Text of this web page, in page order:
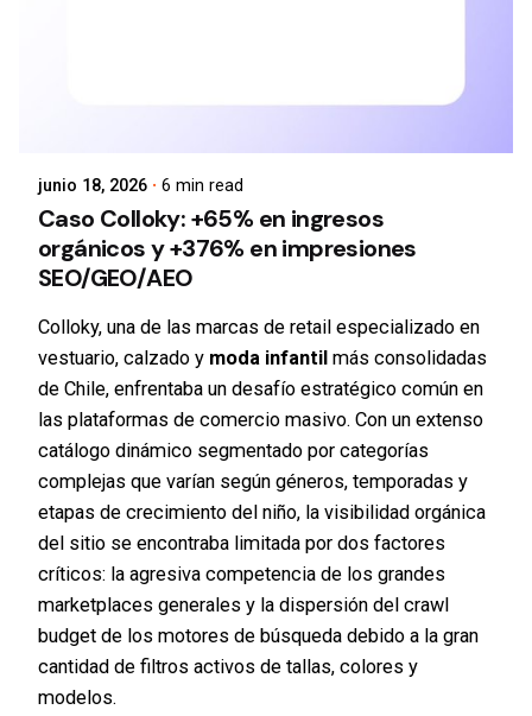
junio 18, 2026 6 min read
Caso Colloky: +65% en ingresos
orgánicos y +376% en impresiones
SEO/GEO/AEO
Colloky, una de las marcas de retail especializado en
vestuario, calzado y moda infantil más consolidadas
de Chile, enfrentaba un desafío estratégico común en
las plataformas de comercio masivo. Con un extenso
catálogo dinámico segmentado por categorías
complejas que varían según géneros, temporadas y
etapas de crecimiento del niño, la visibilidad orgánica
del sitio se encontraba limitada por dos factores
críticos: la agresiva competencia de los grandes
marketplaces generales y la dispersión del crawl
budget de los motores de búsqueda debido a la gran
cantidad de filtros activos de tallas, colores y
modelos.